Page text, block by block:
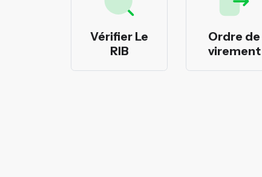
Vérifier Le
RIB
Ordre de
virement